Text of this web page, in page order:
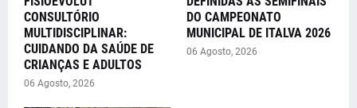
CONSULTÓRIO
MULTIDISCIPLINAR:
CUIDANDO DA SAÚDE DE
CRIANÇAS E ADULTOS
06 Agosto, 2026
DO CAMPEONATO
MUNICIPAL DE ITALVA 2026
06 Agosto, 2026